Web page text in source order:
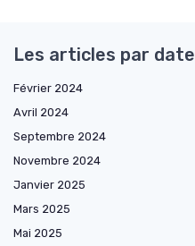
Les articles par date
Février 2024
Avril 2024
Septembre 2024
Novembre 2024
Janvier 2025
Mars 2025
Mai 2025